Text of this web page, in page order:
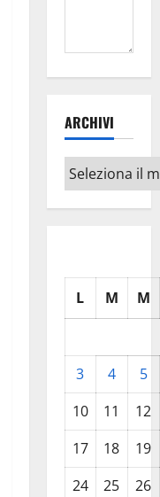
ARCHIVI
Archivi
L M M
3 4
5
10
11
12
17
18
19
24
25
26